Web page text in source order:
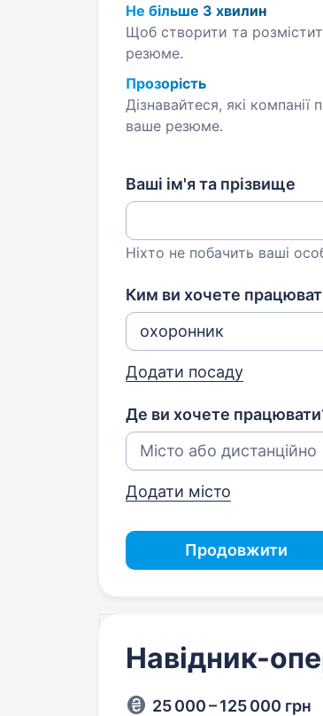
Не більше 3 хвилин
Щоб створити та
резюме.
Прозорість
Дізнавайтеся, які компанії
ваше резюме.
Ваші ім'я та прізвище
Ніхто не побачить ваші
Ким ви хочете
Додати посаду
Де ви хочете
Додати місто
Продовжити
Навідник-
25 000 – 125 000 грн